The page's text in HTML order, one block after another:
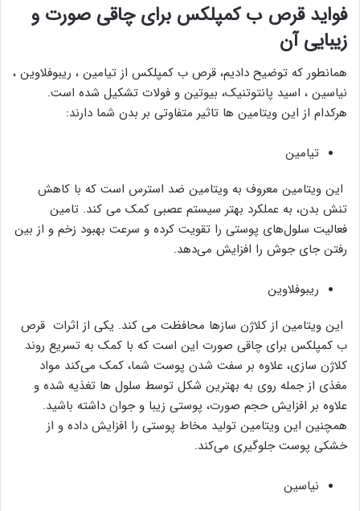
فواید قرص ب کمپلکس برای چاقی صورت و
زیبایی آن
همانطور که توضیح دادیم، قرص ب کمپلکس از تیامین ، ریبوفلاوین ،
نیاسین ، اسید پانتوتنیک، بیوتین و فولات تشکیل شده است.
هرکدام از این ویتامین ها تاثیر متفاوتی بر بدن شما دارند:
تیامین
این ویتامین معروف به ویتامین ضد استرس است که با کاهش
تنش بدن، به عملکرد بهتر سیستم عصبی کمک می کند. تامین
فعالیت سلول‌های پوستی را تقویت کرده و سرعت بهبود زخم و از بین
رفتن جای جوش را افزایش می‌دهد.
ریبوفلاوین
این ویتامین از کلاژن سازها محافظت می کند. یکی از اثرات قرص
ب کمپلکس برای چاقی صورت این است که با کمک به تسریع روند
کلاژن سازی، علاوه بر سفت شدن پوست شما، کمک می‌کند مواد
مغذی از جمله روی به بهترین شکل توسط سلول ها تغذیه شده و
علاوه بر افزایش حجم صورت، پوستی زیبا و جوان داشته باشید.
همچنین این ویتامین تولید مخاط پوستی را افزایش داده و از
خشکی پوست جلوگیری می‌کند.
نیاسین